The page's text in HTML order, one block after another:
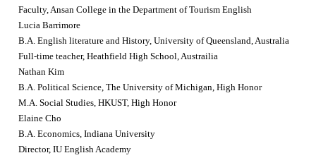
Faculty, Ansan College in the Department of Tourism English
Lucia Barrimore
B.A. English literature and History, University of Queensland, Australia
Full-time teacher, Heathfield High School, Austrailia
Nathan Kim
B.A. Political Science, The University of Michigan, High Honor
M.A. Social Studies, HKUST, High Honor
Elaine Cho
B.A. Economics, Indiana University
Director, IU English Academy